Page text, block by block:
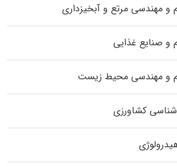
و مهندسی مرتع و آبخیزداری
و صنایع غذایی
و مهندسی محیط زیست
کشاورزی